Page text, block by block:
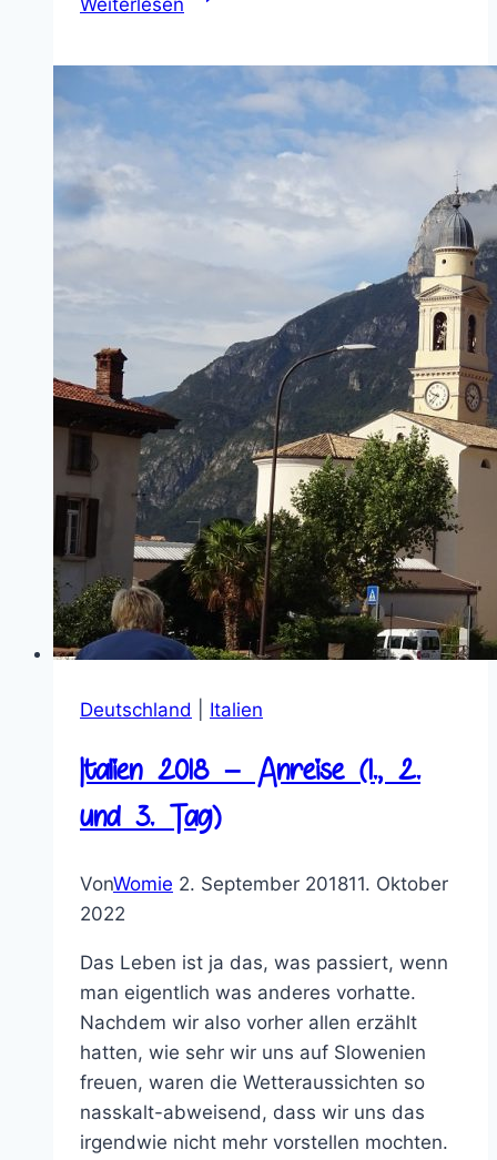
Deutschland Italien
Italien 2018 – Anreise (1., 2.
und 3. Tag)
VonWomie 2. September 201811. Oktober
2022
Das Leben ist ja das, was passiert, wenn
man eigentlich was anderes vorhatte.
Nachdem wir also vorher allen erzählt
hatten, wie sehr wir uns auf Slowenien
freuen, waren die Wetteraussichten so
nasskalt-abweisend, dass wir uns das
irgendwie nicht mehr vorstellen mochten.